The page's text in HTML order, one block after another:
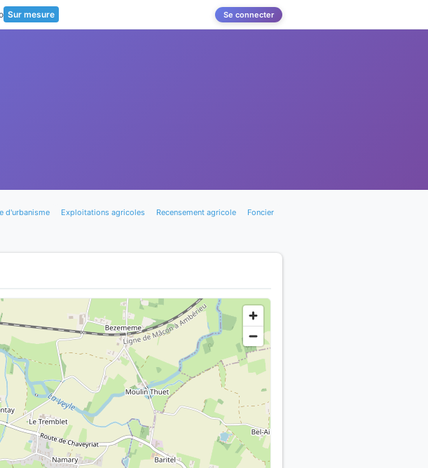
Sur mesure Se connecter
d'urbanisme Exploitations agricoles Recensement agricole
Foncier